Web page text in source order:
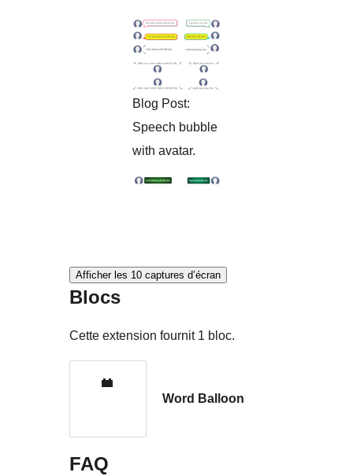
Blog Post:
Speech bubble
with avatar.
Afficher les 10 captures d’écran
Blocs
Cette extension fournit 1 bloc.
Word Balloon
FAQ